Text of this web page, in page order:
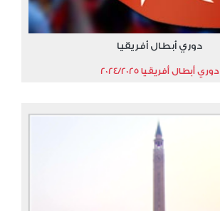
دوري أبطال أفريقيا
دوري أبطال أفريقيا 2024/2025